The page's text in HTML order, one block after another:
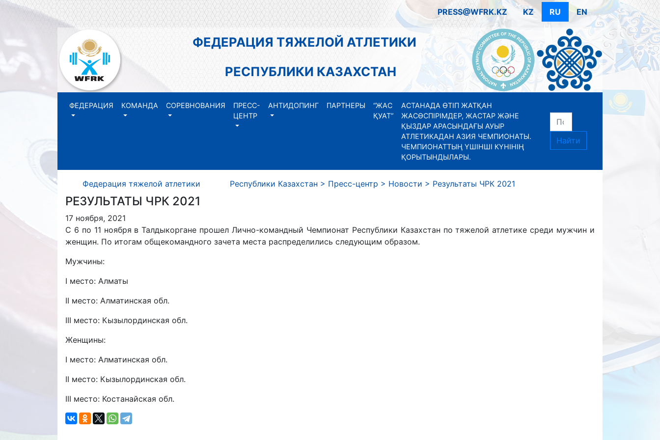
PRESS@WFRK.KZ KZ RU EN
ФЕДЕРАЦИЯ ТЯЖЕЛОЙ АТЛЕТИКИ
РЕСПУБЛИКИ КАЗАХСТАН
ФЕДЕРАЦИЯ КОМАНДА СОРЕВНОВАНИЯ
ПРЕСС-
ЦЕНТР
АНТИДОПИНГ ПАРТНЕРЫ
“ЖАС
ҚУАТ”
АСТАНАДА ӨТІП ЖАТҚАН
ЖАСӨСПІРІМДЕР, ЖАСТАР ЖӘНЕ
ҚЫЗДАР АРАСЫНДАҒЫ АУЫР
АТЛЕТИКАДАН АЗИЯ ЧЕМПИОНАТЫ.
ЧЕМПИОНАТТЫҢ ҮШІНШІ КҮНІНІҢ
ҚОРЫТЫНДЫЛАРЫ.
Найти
Федерация тяжелой атлетики Республики Казахстан > Пресс-центр > Новости > Результаты ЧРК 2021
РЕЗУЛЬТАТЫ ЧРК 2021
17 ноября, 2021
С 6 по 11 ноября в Талдыкоргане прошел Лично-командный Чемпионат Республики Казахстан по тяжелой атлетике среди мужчин и
женщин. По итогам общекомандного зачета места распределились следующим образом.
Мужчины:
I место: Алматы
II место: Алматинская обл.
III место: Кызылординская обл.
Женщины:
I место: Алматинская обл.
II место: Кызылординская обл.
III место: Костанайская обл.